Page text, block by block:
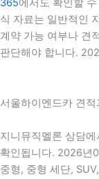
식 자료는 일반적인
계약 가능 여부나 견
판단해야 합니다.
서울하이엔드카 견
지니뮤직멜론 상담
확인됩니다. 2026년
중형, 중형 세단,